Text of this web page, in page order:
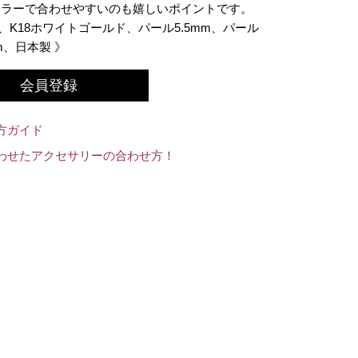
ーで合わせやすいのも嬉しいポイントです。
K18ホワイトゴールド、パール5.5mm、パール
日本製 》
会員登録
ガイド
たアクセサリーの合わせ方！